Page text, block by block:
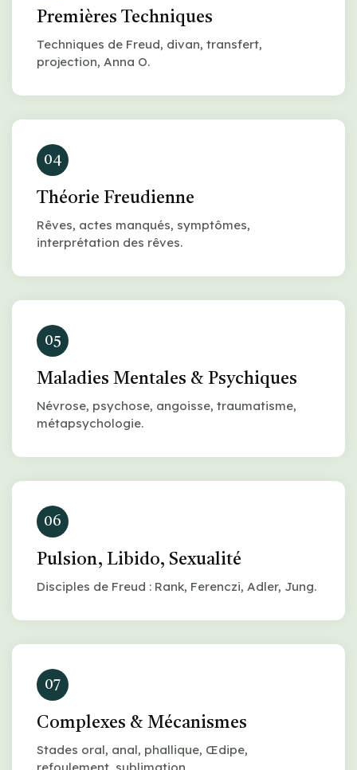
Premières Techniques
Techniques de Freud, divan, transfert,
projection, Anna O.
04
Théorie Freudienne
Rêves, actes manqués, symptômes,
interprétation des rêves.
05
Maladies Mentales & Psychiques
Névrose, psychose, angoisse, traumatisme,
métapsychologie.
06
Pulsion, Libido, Sexualité
Disciples de Freud : Rank, Ferenczi, Adler, Jung.
07
Complexes & Mécanismes
Stades oral, anal, phallique, Œdipe,